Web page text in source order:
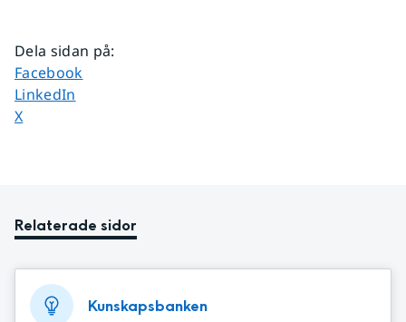
Dela sidan på:
Dela sidan på
Facebook
Dela sidan på
LinkedIn
Dela sidan på
X
Relaterade sidor
Kunskapsbanken